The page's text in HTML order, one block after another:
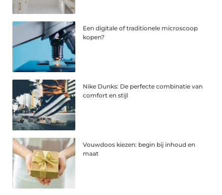
Een digitale of traditionele microscoop
kopen?
Nike Dunks: De perfecte combinatie van
comfort en stijl
Vouwdoos kiezen: begin bij inhoud en
maat